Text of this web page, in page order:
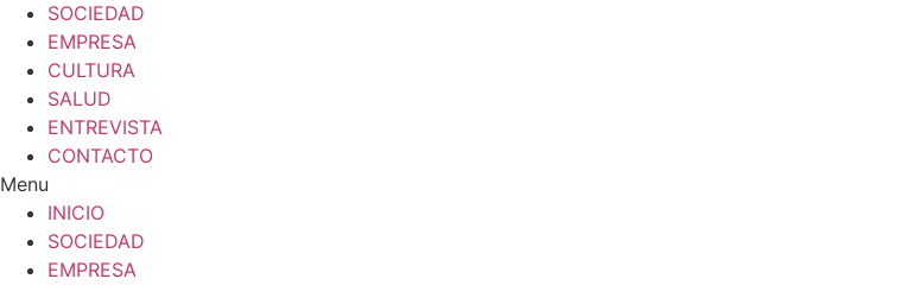
SOCIEDAD
EMPRESA
CULTURA
SALUD
ENTREVISTA
CONTACTO
Menu
INICIO
SOCIEDAD
EMPRESA